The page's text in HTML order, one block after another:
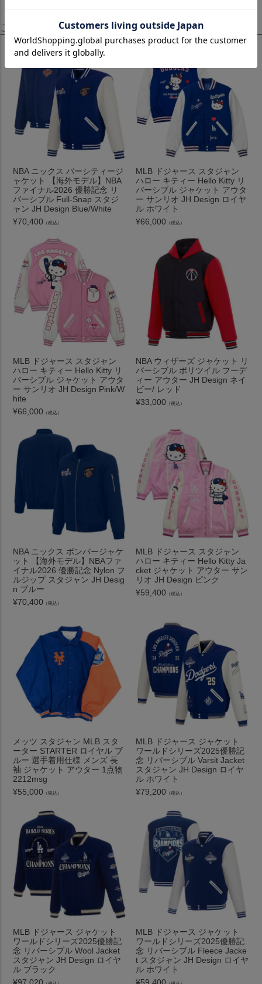
この商品を見たお客様はこちらも見ています！
NBA ニックス バーシティージ
ャケット 【海外モデル】NBA
ファイナル2026 優勝記念 リ
バーシブル Full-Snap スタジ
ャン JH Design Blue/White
¥70,400 （税込）
MLB ドジャース スタジャン
ハロー キティー Hello Kitty リ
バーシブル ジャケット アウタ
ー サンリオ JH Design ロイヤ
ル ホワイト
¥66,000 （税込）
MLB ドジャース スタジャン
ハロー キティー Hello Kitty リ
バーシブル ジャケット アウタ
ー サンリオ JH Design Pink/W
hite
¥66,000 （税込）
NBA ウィザーズ ジャケット リ
バーシブル ポリツイル フーデ
ィー アウター JH Design ネイ
ビー/ レッド
¥33,000 （税込）
NBA ニックス ボンバージャケ
ット 【海外モデル】NBAファ
イナル2026 優勝記念 Nylon フ
ルジップ スタジャン JH Desig
n ブルー
¥70,400 （税込）
MLB ドジャース スタジャン
ハロー キティー Hello Kitty Ja
cket ジャケット アウター サン
リオ JH Design ピンク
¥59,400 （税込）
メッツ スタジャン MLB スタ
ーター STARTER ロイヤル ブ
ルー 選手着用仕様 メンズ 長
袖 ジャケット アウター 1点物
2212msg
¥55,000 （税込）
MLB ドジャース ジャケット
ワールドシリーズ2025優勝記
念 リバーシブル Varsit Jacket
スタジャン JH Design ロイヤ
ル ホワイト
¥79,200 （税込）
MLB ドジャース ジャケット
ワールドシリーズ2025優勝記
念 リバーシブル Wool Jacket
スタジャン JH Design ロイヤ
ル ブラック
MLB ドジャース ジャケット
ワールドシリーズ2025優勝記
念 リバーシブル Fleece Jacke
t スタジャン JH Design ロイヤ
ル ホワイト